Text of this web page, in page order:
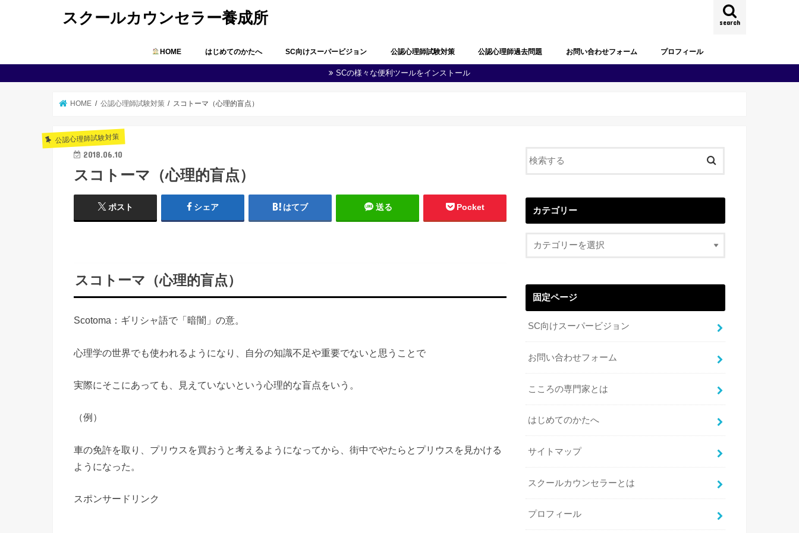
スクールカウンセラー養成所 search
HOME はじめてのかたへ SC向けスーパービジョン 公認心理師試験対策
公認心理師としての職責の自覚
問題解決能力と生涯学習
多職種連携・地域連携
心理学・臨床心理学の全体像
心理学における研究
心理学に関する実験
知覚及び認知
学習及び言語
感情及び人格
脳・神経の働き
社会及び集団に関する心理学
発達
障害者(児)の心理学
心理状態の観察及び結果の分析
心理に関する支援
健康・医療に関する心理学
福祉に関する心理学
教育に関する心理学
司法・犯罪に関する心理学
産業・組織に関する心理学
人体の構造と機能及び疾病
精神疾患とその治療
公認心理師に関する制度
その他（心の健康教育に関する事項
公認心理師過去問題 お問い合わせフォーム プロフィール
SCの様々な便利ツールをインストール
HOME 公認心理師試験対策 スコトーマ（心理的盲点）
公認心理師試験対策
2018.06.10
スコトーマ（心理的盲点）
ポスト シェア はてブ 送る Pocket
スコトーマ（心理的盲点）
Scotoma：ギリシャ語で「暗闇」の意。
心理学の世界でも使われるようになり、自分の知識不足や重要でないと思うことで
実際にそこにあっても、見えていないという心理的な盲点をいう。
（例）
車の免許を取り、プリウスを買おうと考えるようになってから、街中でやたらとプリウスを見かける
ようになった。
スポンサードリンク
カテゴリー
固定ページ
SC向けスーパービジョン
お問い合わせフォーム
こころの専門家とは
はじめてのかたへ
サイトマップ
スクールカウンセラーとは
プロフィール